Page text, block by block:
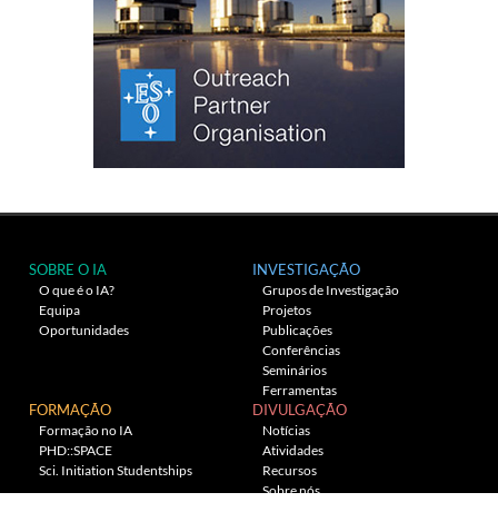
SOBRE O IA
O que é o IA?
Equipa
Oportunidades
INVESTIGAÇÃO
Grupos de Investigação
Projetos
Publicações
Conferências
Seminários
Ferramentas
FORMAÇÃO
Formação no IA
PHD::SPACE
Sci. Initiation Studentships
DIVULGAÇÃO
Notícias
Atividades
Recursos
Sobre nós